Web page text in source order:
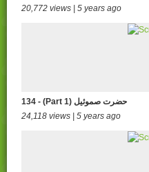
20,772 views | 5 years ago
134 - (Part 1) حضرت صموئيل
24,118 views | 5 years ago